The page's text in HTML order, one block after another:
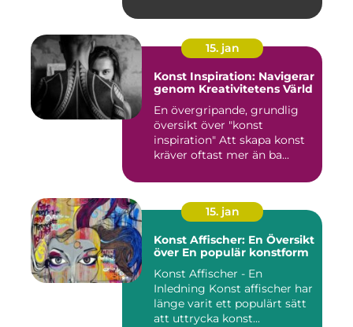
15. jan
Konst Inspiration: Navigerar
genom Kreativitetens Värld
En övergripande, grundlig
översikt över "konst
inspiration" Att skapa konst
kräver oftast mer än ba...
15. jan
Konst Affischer: En Översikt
över En populär konstform
Konst Affischer - En
Inledning Konst affischer har
länge varit ett populärt sätt
att uttrycka konst...